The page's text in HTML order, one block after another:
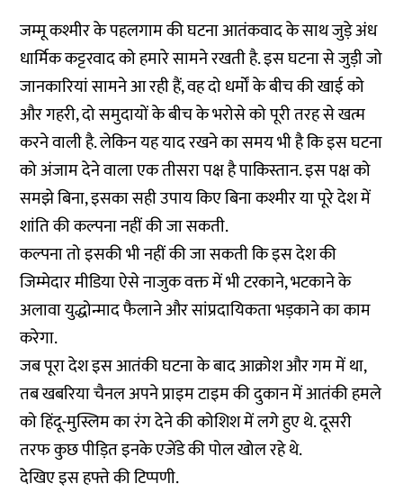
जम्मू कश्मीर के पहलगाम की घटना आतंकवाद के साथ जुड़े अंध
धार्मिक कट्टरवाद को हमारे सामने रखती है. इस घटना से जुड़ी जो
जानकारियां सामने आ रही हैं, वह दो धर्मों के बीच की खाई को
और गहरी, दो समुदायों के बीच के भरोसे को पूरी तरह से खत्म
करने वाली है. लेकिन यह याद रखने का समय भी है कि इस घटना
को अंजाम देने वाला एक तीसरा पक्ष है पाकिस्तान. इस पक्ष को
समझे बिना, इसका सही उपाय किए बिना कश्मीर या पूरे देश में
शांति की कल्पना नहीं की जा सकती.
कल्पना तो इसकी भी नहीं की जा सकती कि इस देश की
जिम्मेदार मीडिया ऐसे नाजुक वक्त में भी टरकाने, भटकाने के
अलावा युद्धोन्माद फैलाने और सांप्रदायिकता भड़काने का काम
करेगा.
जब पूरा देश इस आतंकी घटना के बाद आक्रोश और गम में था,
तब खबरिया चैनल अपने प्राइम टाइम की दुकान में आतंकी हमले
को हिंदू-मुस्लिम का रंग देने की कोशिश में लगे हुए थे. दूसरी
तरफ कुछ पीड़ित इनके एजेंडे की पोल खोल रहे थे.
देखिए इस हफ्ते की टिप्पणी.